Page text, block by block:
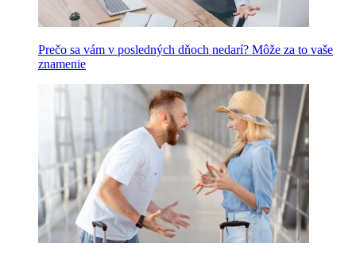
Prečo sa vám v posledných dňoch nedarí? Môže za to vaše
znamenie